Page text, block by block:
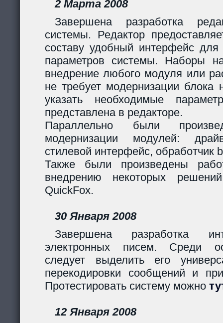
2 Марта 2008
Завершена разработка
системы. Редактор
составу удобный интерфейс для
параметров системы. Наборы
внедрение любого модуля или
не требует модернизации блока
указать необходимые
представлена в редакторе.
Параллельно были
модернизации модулей:
стилевой интерфейс, обработчик
Также были произведены
внедрению некоторых
QuickFox.
30 Января 2008
Завершена разработка
электронных писем. Среди
следует выделить его
перекодировки сообщений и
Протестировать систему можно
12 Января 2008